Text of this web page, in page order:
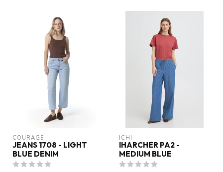
COURAGE
JEANS 1708 - LIGHT
BLUE DENIM
ICHI
IHARCHER PA2 -
MEDIUM BLUE